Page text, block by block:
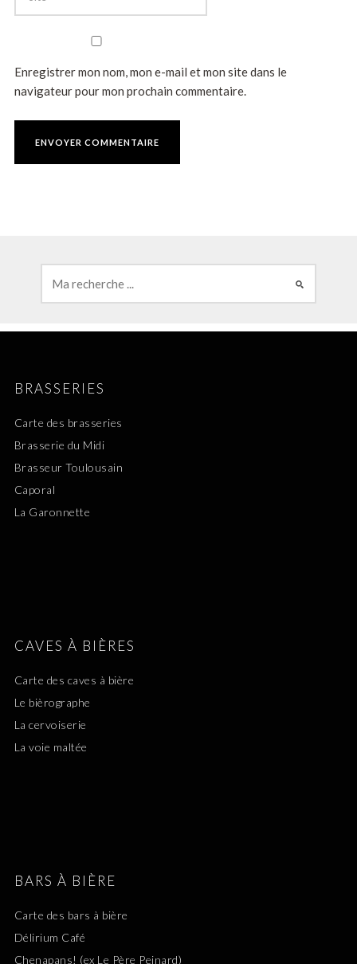
Enregistrer mon nom, mon e-mail et mon site dans le
navigateur pour mon prochain commentaire.
BRASSERIES
Carte des brasseries
Brasserie du Midi
Brasseur Toulousain
Caporal
La Garonnette
CAVES À BIÈRES
Carte des caves à bière
Le bièrographe
La cervoiserie
La voie maltée
BARS À BIÈRE
Carte des bars à bière
Délirium Café
Chenapans! (ex Le Père Peinard)